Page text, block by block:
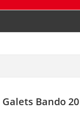
Galets Bando